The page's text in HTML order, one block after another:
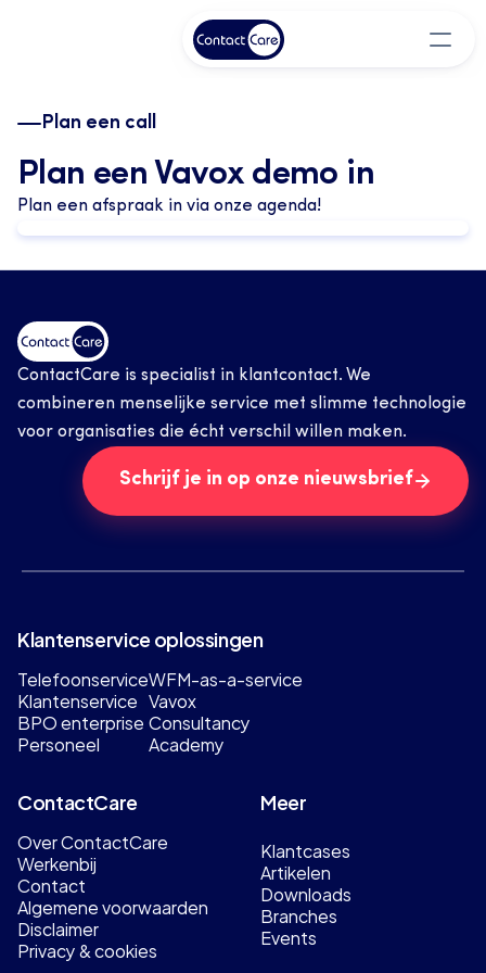
Plan een call
Plan een Vavox demo in
Plan een afspraak in via onze agenda!
ContactCare is specialist in klantcontact. We
combineren menselijke service met slimme technologie
voor organisaties die écht verschil willen maken.
Schrijf je in op onze nieuwsbrief
Klantenservice oplossingen
Telefoonservice
Klantenservice
BPO enterprise
Personeel
WFM-as-a-service
Vavox
Consultancy
Academy
Meer
Klantcases
Artikelen
Downloads
Branches
Events
ContactCare
Over ContactCare
Werkenbij
Contact
Algemene voorwaarden
Disclaimer
Privacy & cookies